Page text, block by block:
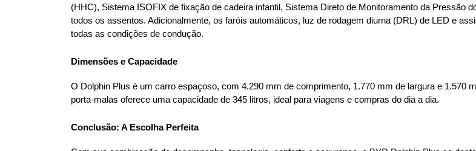
(HHC), Sistema ISOFIX de fixação de cadeira infantil, Sistema Direto de Monitoramento da Pressão
todos os assentos. Adicionalmente, os faróis automáticos, luz de rodagem diurna (DRL) de LED e
todas as condições de condução.
Dimensões e Capacidade
O Dolphin Plus é um carro espaçoso, com 4.290 mm de comprimento, 1.770 mm de largura e 1.570
porta-malas oferece uma capacidade de 345 litros, ideal para viagens e compras do dia a dia.
Conclusão: A Escolha Perfeita